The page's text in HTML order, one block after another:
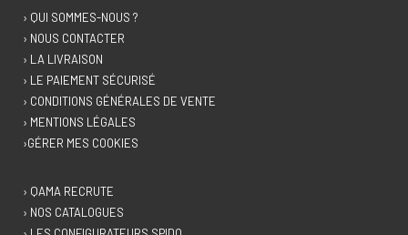
› QUI SOMMES-NOUS ?
› NOUS CONTACTER
› LA LIVRAISON
› LE PAIEMENT SÉCURISÉ
› CONDITIONS GÉNÉRALES DE VENTE
› MENTIONS LÉGALES
›GÉRER MES COOKIES
› QAMA RECRUTE
› NOS CATALOGUES